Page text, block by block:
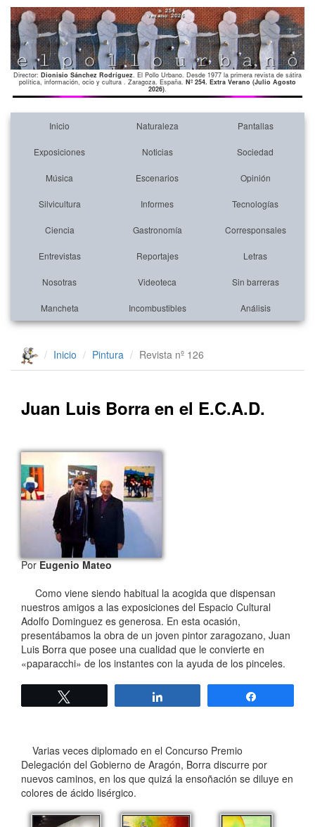
Director: Dionisio Sánchez Rodríguez. El Pollo Urbano. Desde 1977 la primera revista de sátira
política, información, ocio y cultura . Zaragoza. España. Nº 254. Extra Verano (Julio Agosto
2026).
Inicio Naturaleza Pantallas
Exposiciones Noticias Sociedad
Música Escenarios Opinión
Silvicultura Informes Tecnologías
Ciencia Gastronomía Corresponsales
Entrevistas Reportajes Letras
Nosotras Videoteca Sin barreras
Mancheta Incombustibles Análisis
Inicio Pintura Revista nº 126
Juan Luis Borra en el E.C.A.D.
PorEugenio Mateo
Como viene siendo habitual la acogida que dispensan
nuestros amigos a las exposiciones del Espacio Cultural
Adolfo Dominguez es generosa. En esta ocasión,
presentábamos la obra de un joven pintor zaragozano, Juan
Luis Borra que posee una cualidad que le convierte en
«paparacchi» de los instantes con la ayuda de los pinceles.
Varias veces diplomado en el Concurso Premio
Delegación del Gobierno de Aragón, Borra discurre por
nuevos caminos, en los que quizá la ensoñación se diluye en
colores de ácido lisérgico.